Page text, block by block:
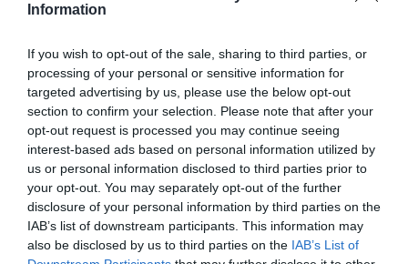
Information
If you wish to opt-out of the sale, sharing to third parties, or
processing of your personal or sensitive information for
targeted advertising by us, please use the below opt-out
section to confirm your selection. Please note that after your
opt-out request is processed you may continue seeing
interest-based ads based on personal information utilized by
us or personal information disclosed to third parties prior to
your opt-out. You may separately opt-out of the further
disclosure of your personal information by third parties on the
IAB’s list of downstream participants. This information may
also be disclosed by us to third parties on the IAB’s List of
SPECYFIKACJA
Symbol
producenta
DES-105/E
Nazwa produktu
DLINK DES-105/E D-Link 5-port 10/100 Metal
Housing Desktop Switch
Producent D-LINK